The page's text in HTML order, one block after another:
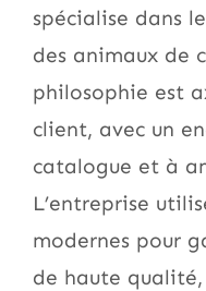
spécialise dans
des animaux de
philosophie est
client, avec un
catalogue et à
L’entreprise
modernes pour
de haute